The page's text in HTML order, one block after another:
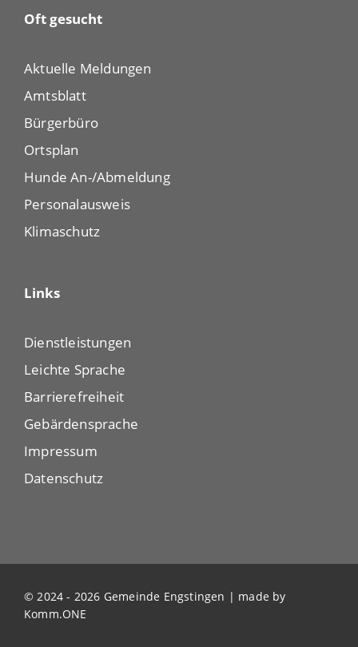
Oft gesucht
Aktuelle Meldungen
Amtsblatt
Bürgerbüro
Ortsplan
Hunde An-/Abmeldung
Personalausweis
Klimaschutz
Links
Dienstleistungen
Leichte Sprache
Barrierefreiheit
Gebärdensprache
Impressum
Datenschutz
© 2024 - 2026 Gemeinde Engstingen | made by
Komm.ONE